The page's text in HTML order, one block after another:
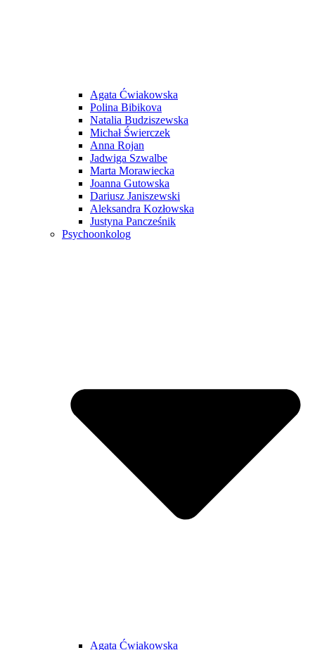
Agata Ćwiakowska
Polina Bibikova
Natalia Budziszewska
Michał Świerczek
Anna Rojan
Jadwiga Szwalbe
Marta Morawiecka
Joanna Gutowska
Dariusz Janiszewski
Aleksandra Kozłowska
Justyna Pancześnik
Psychoonkolog
Agata Ćwiakowska